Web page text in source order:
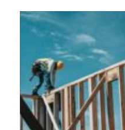
Stockholmsområdet
använder Volvo Penta,
just eftersom motorerna
är driftsäkra och
anpassade för nordiska
förhållanden. Men ...